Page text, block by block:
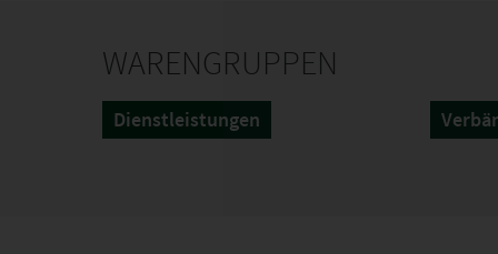
WARENGRUPPEN
Dienstleistungen